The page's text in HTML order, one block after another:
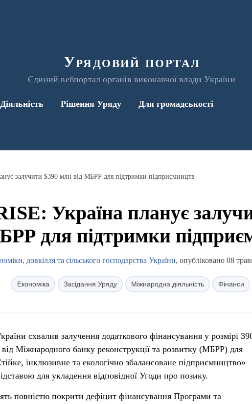
Урядовий портал
Єдиний вебпортал органів виконавчої влади України
Діяльність Рішення Уряду Для громадськості
залучити $390 млн від МБРР для підтримки підприємництв
Україна планує
для підтримки
довкілля та сільського господарства України, опубліковано 08
Економіка Засідання Уряду Міжнародна діяльність Фінанси
схвалив залучення додаткового фінансування у розмірі
Міжнародного банку реконструкції та розвитку (МБРР) для
інклюзивне та екологічно збалансоване підприємництво»
для укладення відповідної Угоди про позику.
повністю покрити дефіцит фінансування Програми та